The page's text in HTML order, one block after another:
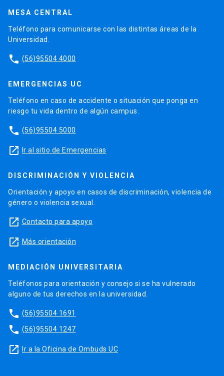
MESA CENTRAL
Teléfono para comunicarse con las distintas áreas de la
Universidad.
phone (56)95504 4000
EMERGENCIAS UC
Teléfono en caso de accidente o situación que ponga en
riesgo tu vida dentro de algún campus.
phone (56)95504 5000
launch Ir al sitio de Emergencias
DISCRIMINACIÓN Y VIOLENCIA
Orientación y apoyo en casos de discriminación, violencia de
género o violencia sexual.
launch Contacto para apoyo
launch Más orientación
MEDIACIÓN UNIVERSITARIA
Teléfonos para orientación y consejo si se ha vulnerado
alguno de tus derechos en la universidad.
phone (56)95504 1691
phone (56)95504 1247
launch Ir a la Oficina de Ombuds UC